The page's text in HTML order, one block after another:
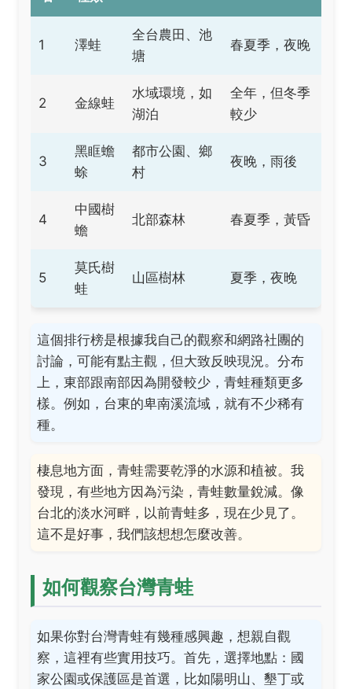
1 澤蛙
全台農田、池
塘
春夏季，夜晚
2 金線蛙
水域環境，如
湖泊
全年，但冬季
較少
3
黑眶蟾
蜍
都市公園、鄉
村
夜晚，雨後
4
中國樹
蟾
北部森林 春夏季，黃昏
5
莫氏樹
蛙
山區樹林 夏季，夜晚
這個排行榜是根據我自己的觀察和網路社團的
討論，可能有點主觀，但大致反映現況。分布
上，東部跟南部因為開發較少，青蛙種類更多
樣。例如，台東的卑南溪流域，就有不少稀有
種。
棲息地方面，青蛙需要乾淨的水源和植被。我
發現，有些地方因為污染，青蛙數量銳減。像
台北的淡水河畔，以前青蛙多，現在少見了。
這不是好事，我們該想想怎麼改善。
如何觀察台灣青蛙
如果你對台灣青蛙有幾種感興趣，想親自觀
察，這裡有些實用技巧。首先，選擇地點：國
家公園或保護區是首選，比如陽明山、墾丁或